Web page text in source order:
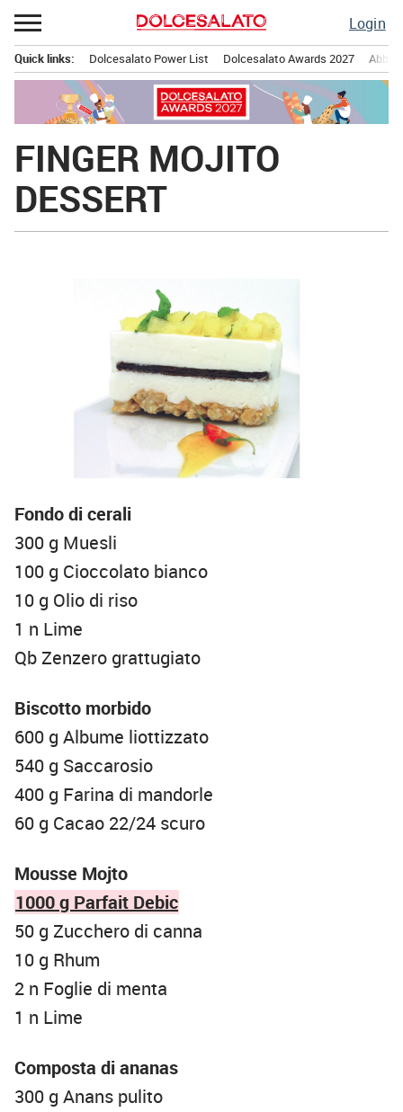
Passa
al
contenuto
Login
principale
Quick links: Dolcesalato Power List Dolcesalato Awards 2027
FINGER MOJITO
DESSERT
Fondo di cerali
300 g Muesli
100 g Cioccolato bianco
10 g Olio di riso
1 n Lime
Qb Zenzero grattugiato
Biscotto morbido
600 g Albume liottizzato
540 g Saccarosio
400 g Farina di mandorle
60 g Cacao 22/24 scuro
Mousse Mojto
1000 g Parfait Debic
50 g Zucchero di canna
10 g Rhum
2 n Foglie di menta
1 n Lime
Composta di ananas
300 g Anans pulito